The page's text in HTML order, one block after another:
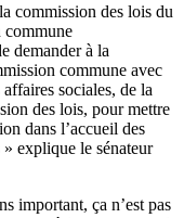
commission des lois du
commune
demander à la
commune avec
sociales, de la
des lois, pour mettre
dans l’accueil des
» explique le sénateur
important, ça n’est pas